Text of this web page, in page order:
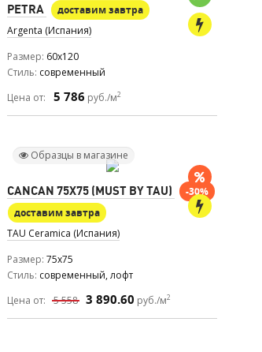
PETRA
доставим завтра
Argenta (Испания)
Размер 60x120
Стиль современный
Цена от:
5 786 руб./м2
Образцы в магазине
CANCAN 75X75 (MUST BY TAU)
-30%
доставим завтра
TAU Ceramica (Испания)
Размер 75x75
Стиль современный, лофт
Цена от:
5 558 3 890.60 руб./м2